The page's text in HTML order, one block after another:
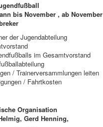
bis November , ab November
der Jugendabteilung
im Gesamtvorstand
/ Trainerversammlungen leiten
/ Fahrtkosten
Organisation
Gerd Henning,